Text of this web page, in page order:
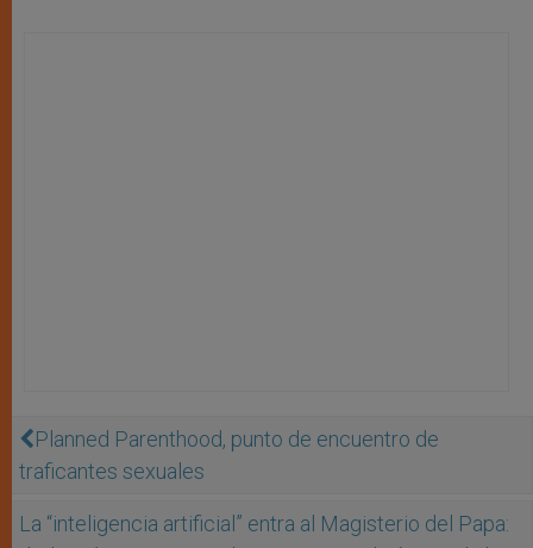
Planned Parenthood, punto de encuentro de
traficantes sexuales
La “inteligencia artificial” entra al Magisterio del Papa: